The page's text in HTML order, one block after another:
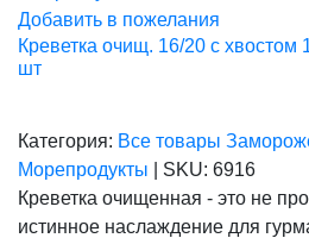
Добавить в пожелания
Креветка очищ. 16/20 с хвостом
шт
Категория: Все товары
Морепродукты
SKU: 6916
Креветка очищенная - это не
истинное наслаждение для